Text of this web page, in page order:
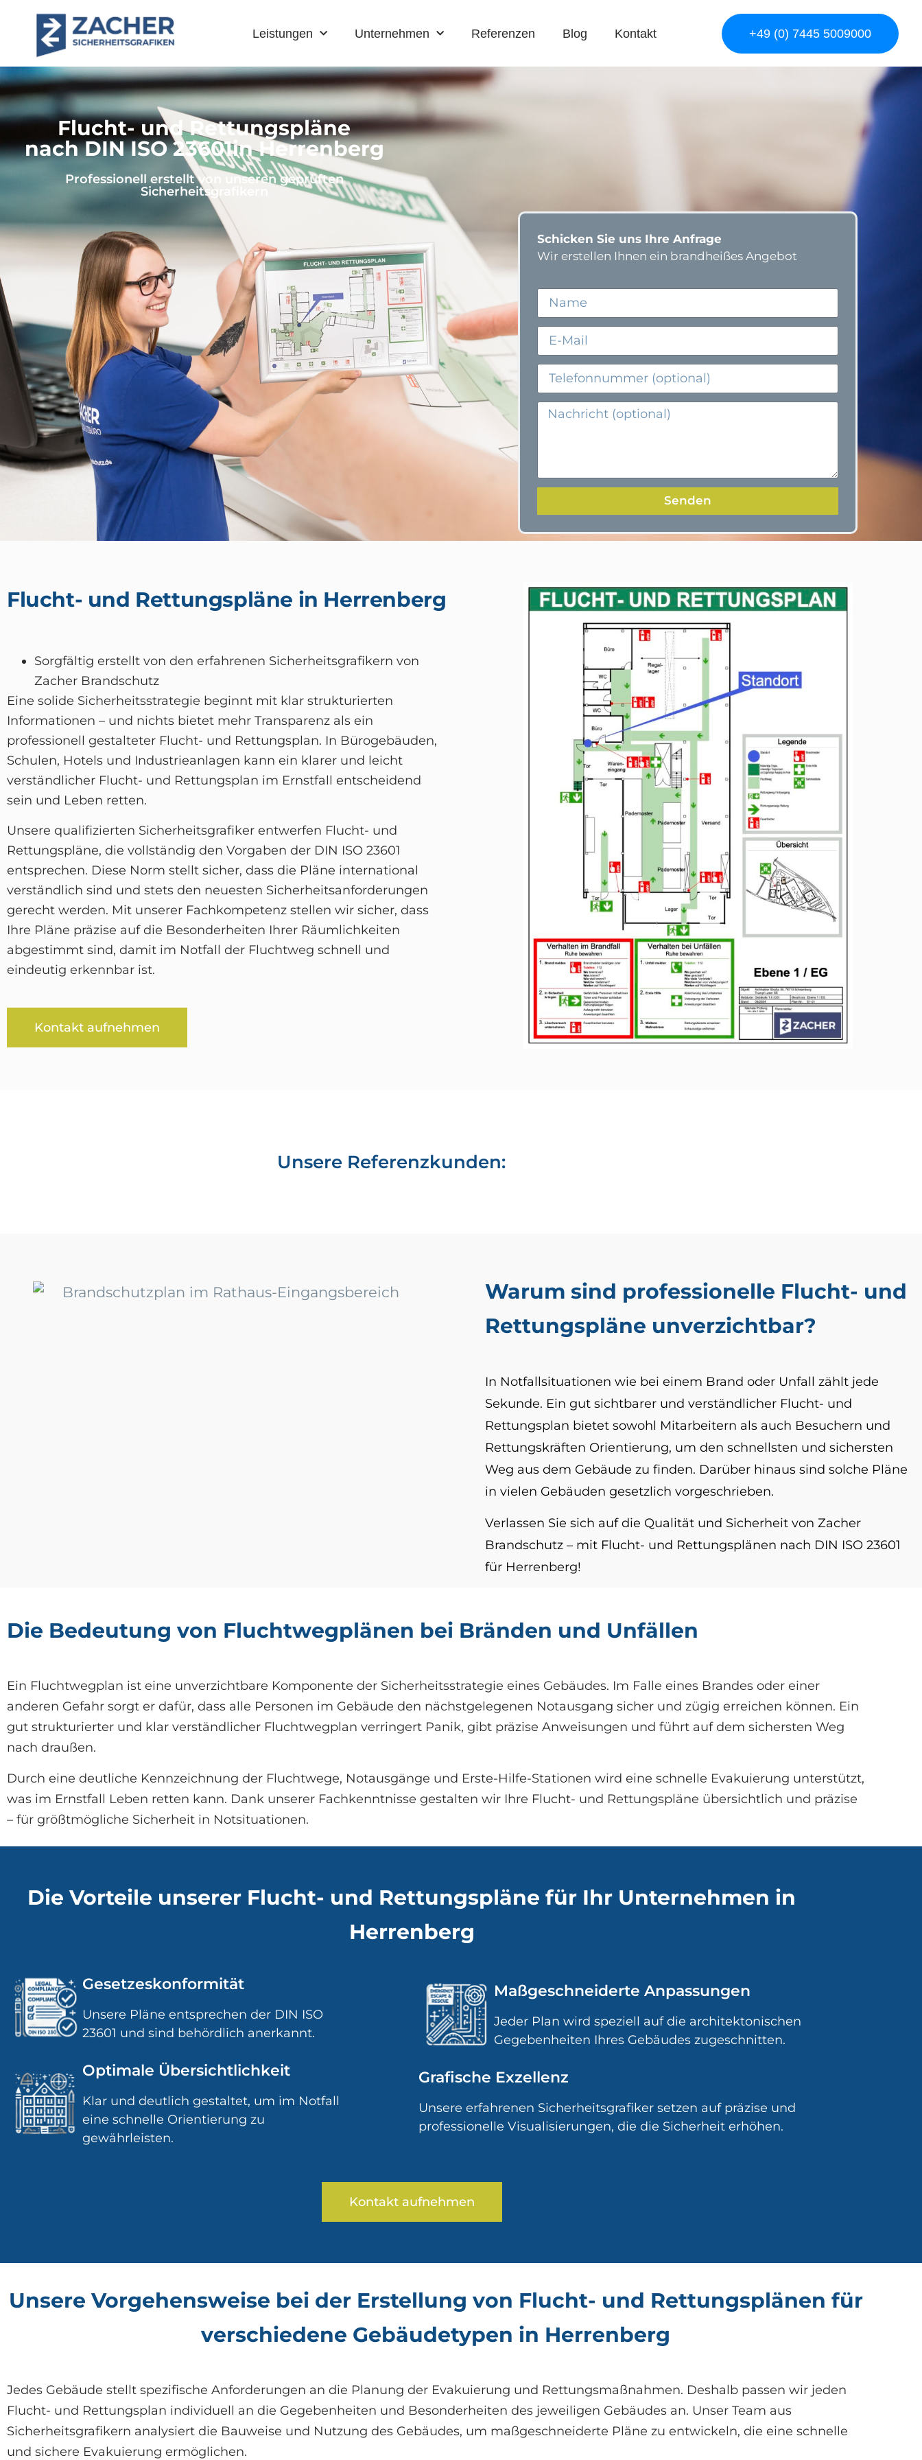
Leistungen Unternehmen Referenzen Blog Kontakt +49 (0) 7445 5009000
Flucht- und Rettungspläne
nach DIN ISO 23601in Herrenberg
Professionell erstellt von unseren geprüften
Sicherheitsgrafikern
Schicken Sie uns Ihre Anfrage
Wir erstellen Ihnen ein brandheißes Angebot
Senden
Flucht- und Rettungspläne in Herrenberg
Sorgfältig erstellt von den erfahrenen Sicherheitsgrafikern von
Zacher Brandschutz
Eine solide Sicherheitsstrategie beginnt mit klar strukturierten
Informationen – und nichts bietet mehr Transparenz als ein
professionell gestalteter Flucht- und Rettungsplan. In Bürogebäuden,
Schulen, Hotels und Industrieanlagen kann ein klarer und leicht
verständlicher Flucht- und Rettungsplan im Ernstfall entscheidend
sein und Leben retten.
Unsere qualifizierten Sicherheitsgrafiker entwerfen Flucht- und
Rettungspläne, die vollständig den Vorgaben der DIN ISO 23601
entsprechen. Diese Norm stellt sicher, dass die Pläne international
verständlich sind und stets den neuesten Sicherheitsanforderungen
gerecht werden. Mit unserer Fachkompetenz stellen wir sicher, dass
Ihre Pläne präzise auf die Besonderheiten Ihrer Räumlichkeiten
abgestimmt sind, damit im Notfall der Fluchtweg schnell und
eindeutig erkennbar ist.
Kontakt aufnehmen
Unsere Referenzkunden:
Warum sind professionelle Flucht- und
Rettungspläne unverzichtbar?
In Notfallsituationen wie bei einem Brand oder Unfall zählt jede
Sekunde. Ein gut sichtbarer und verständlicher Flucht- und
Rettungsplan bietet sowohl Mitarbeitern als auch Besuchern und
Rettungskräften Orientierung, um den schnellsten und sichersten
Weg aus dem Gebäude zu finden. Darüber hinaus sind solche Pläne
in vielen Gebäuden gesetzlich vorgeschrieben.
Verlassen Sie sich auf die Qualität und Sicherheit von Zacher
Brandschutz – mit Flucht- und Rettungsplänen nach DIN ISO 23601
für Herrenberg!
Die Bedeutung von Fluchtwegplänen bei Bränden und Unfällen
Ein Fluchtwegplan ist eine unverzichtbare Komponente der Sicherheitsstrategie eines Gebäudes. Im Falle eines Brandes oder einer
anderen Gefahr sorgt er dafür, dass alle Personen im Gebäude den nächstgelegenen Notausgang sicher und zügig erreichen können. Ein
gut strukturierter und klar verständlicher Fluchtwegplan verringert Panik, gibt präzise Anweisungen und führt auf dem sichersten Weg
nach draußen.
Durch eine deutliche Kennzeichnung der Fluchtwege, Notausgänge und Erste-Hilfe-Stationen wird eine schnelle Evakuierung unterstützt,
was im Ernstfall Leben retten kann. Dank unserer Fachkenntnisse gestalten wir Ihre Flucht- und Rettungspläne übersichtlich und präzise
– für größtmögliche Sicherheit in Notsituationen.
Die Vorteile unserer Flucht- und Rettungspläne für Ihr Unternehmen in
Herrenberg
Gesetzeskonformität
Unsere Pläne entsprechen der DIN ISO
23601 und sind behördlich anerkannt.
Optimale Übersichtlichkeit
Klar und deutlich gestaltet, um im Notfall
eine schnelle Orientierung zu
gewährleisten.
Maßgeschneiderte Anpassungen
Jeder Plan wird speziell auf die architektonischen
Gegebenheiten Ihres Gebäudes zugeschnitten.
Grafische Exzellenz
Unsere erfahrenen Sicherheitsgrafiker setzen auf präzise und
professionelle Visualisierungen, die die Sicherheit erhöhen.
Kontakt aufnehmen
Unsere Vorgehensweise bei der Erstellung von Flucht- und Rettungsplänen für
verschiedene Gebäudetypen in Herrenberg
Jedes Gebäude stellt spezifische Anforderungen an die Planung der Evakuierung und Rettungsmaßnahmen. Deshalb passen wir jeden
Flucht- und Rettungsplan individuell an die Gegebenheiten und Besonderheiten des jeweiligen Gebäudes an. Unser Team aus
Sicherheitsgrafikern analysiert die Bauweise und Nutzung des Gebäudes, um maßgeschneiderte Pläne zu entwickeln, die eine schnelle
und sichere Evakuierung ermöglichen.